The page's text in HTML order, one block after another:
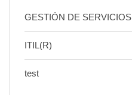
GESTIÓN DE SERVICIOS
ITIL(R)
test